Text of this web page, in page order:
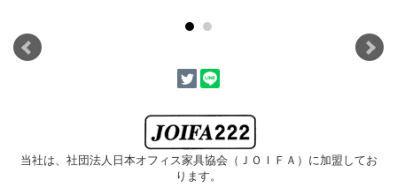
傾斜がついて取り出しやすいトレーは、1段につき10kgまで乗せることができま
■雑誌の表紙を引き立てる収納デザイン
当社は、社団法人日本オフィス家具協会 （ＪＯＩＦＡ）に加盟してお
ります。